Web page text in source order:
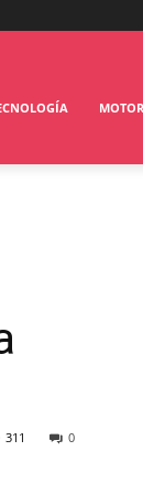
MOTOR
0
311